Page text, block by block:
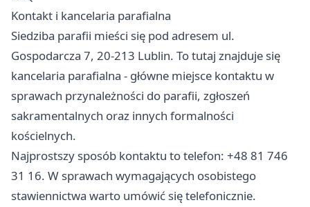
Kontakt i kancelaria parafialna
Siedziba parafii mieści się pod adresem ul.
Gospodarcza 7, 20-213 Lublin. To tutaj znajduje się
kancelaria parafialna - główne miejsce kontaktu w
sprawach przynależności do parafii, zgłoszeń
sakramentalnych oraz innych formalności
kościelnych.
Najprostszy sposób kontaktu to telefon: +48 81 746
31 16. W sprawach wymagających osobistego
stawiennictwa warto umówić się telefonicznie.